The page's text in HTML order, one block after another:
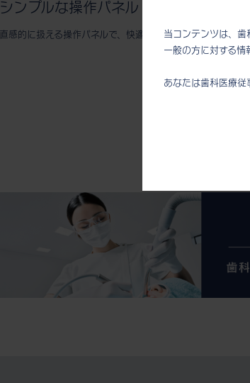
当コンテンツは、歯
一般の方に対する情
あなたは歯科医療従
シンプルな操作パネル
直感的に扱える操作パネルで、快適な施術をサポート。